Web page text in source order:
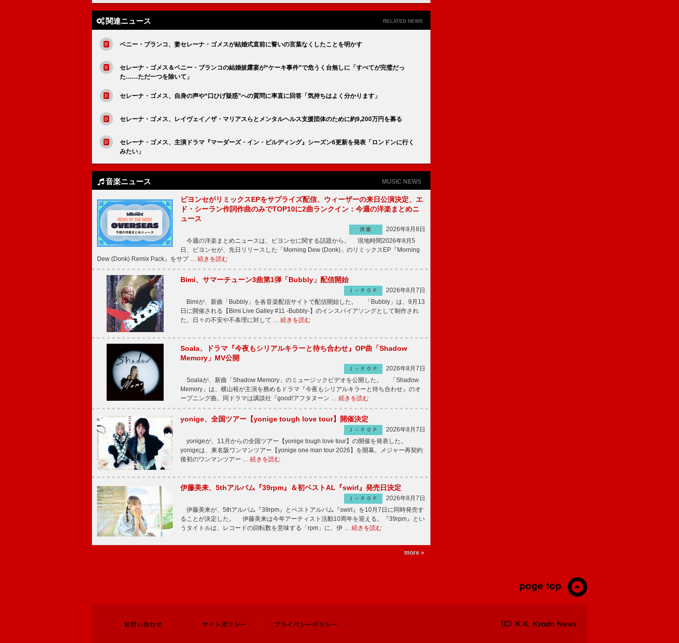
関連ニュース RELATED NEWS
ベニー・ブランコ、妻セレーナ・ゴメスが結婚式直前に誓いの言葉なくしたことを明かす
セレーナ・ゴメス＆ベニー・ブランコの結婚披露宴が“ケーキ事件”で危うく台無しに「すべてが完璧だっ
た……ただ一つを除いて」
セレーナ・ゴメス、自身の声や“口ひげ疑惑”への質問に率直に回答「気持ちはよく分かります」
セレーナ・ゴメス、レイヴェイ／ザ・マリアスらとメンタルヘルス支援団体のために約9,200万円を募る
セレーナ・ゴメス、主演ドラマ『マーダーズ・イン・ビルディング』シーズン6更新を発表「ロンドンに行く
みたい」
音楽ニュース MUSIC NEWS
ビヨンセがリミックスEPをサプライズ配信、ウィーザーの来日公演決定、エ
ド・シーラン作詞作曲のみでTOP10に2曲ランクイン：今週の洋楽まとめニ
ュース
洋楽
2026年8月8日
今週の洋楽まとめニュースは、ビヨンセに関する話題から。 現地時間2026年8月5
日、ビヨンセが、先日リリースした「Morning Dew (Donk)」のリミックスEP『Morning
Dew (Donk) Remix Pack』をサプ … 続きを読む
Bimi、サマーチューン3曲第1弾「Bubbly」配信開始
Ｊ－ＰＯＰ
2026年8月7日
Bimiが、新曲「Bubbly」を各音楽配信サイトで配信開始した。 「Bubbly」は、9月13
日に開催される【Bimi Live Galley #11 -Bubbly-】のインスパイアソングとして制作され
た。日々の不安や不条理に対して … 続きを読む
Soala、ドラマ『今夜もシリアルキラーと待ち合わせ』OP曲「Shadow
Memory」MV公開
Ｊ－ＰＯＰ
2026年8月7日
Soalaが、新曲「Shadow Memory」のミュージックビデオを公開した。 「Shadow
Memory」は、横山裕が主演を務めるドラマ『今夜もシリアルキラーと待ち合わせ』のオ
ープニング曲。同ドラマは講談社『good!アフタヌーン … 続きを読む
yonige、全国ツアー【yonige tough love tour】開催決定
Ｊ－ＰＯＰ
2026年8月7日
yonigeが、11月からの全国ツアー【yonige tough love tour】の開催を発表した。
yonigeは、東名阪ワンマンツアー【yonige one man tour 2026】を開幕。メジャー再契約
後初のワンマンツアー … 続きを読む
伊藤美来、5thアルバム『39rpm』＆初ベストAL『swirl』発売日決定
Ｊ－ＰＯＰ
2026年8月7日
伊藤美来が、5thアルバム『39rpm』とベストアルバム『swirl』を10月7日に同時発売す
ることが決定した。 伊藤美来は今年アーティスト活動10周年を迎える。『39rpm』とい
うタイトルは、レコードの回転数を意味する「rpm」に、伊 … 続きを読む
more »